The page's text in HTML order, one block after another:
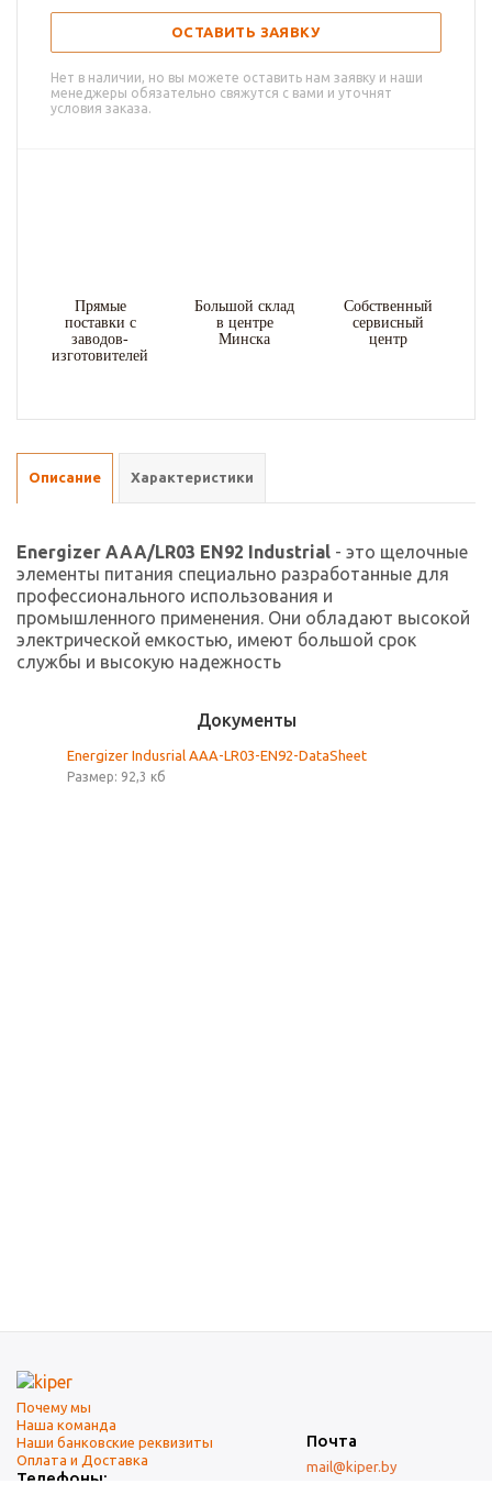
ОСТАВИТЬ ЗАЯВКУ
Нет в наличии, но вы можете оставить нам заявку и наши
менеджеры обязательно свяжутся с вами и уточнят
условия заказа.
Прямые
поставки с
заводов-
изготовителей
Большой склад
в центре
Минска
Собственный
сервисный
центр
Описание Характеристики
Energizer AAA/LR03 EN92 Industrial - это щелочные
элементы питания специально разработанные для
профессионального использования и
промышленного применения. Они обладают высокой
электрической емкостью, имеют большой срок
службы и высокую надежность
Документы
Energizer Indusrial AAA-LR03-EN92-DataSheet
Размер: 92,3 кб
Почему мы
Наша команда
Наши банковские реквизиты
Оплата и Доставка
Телефоны:
Почта
mail@kiper.by